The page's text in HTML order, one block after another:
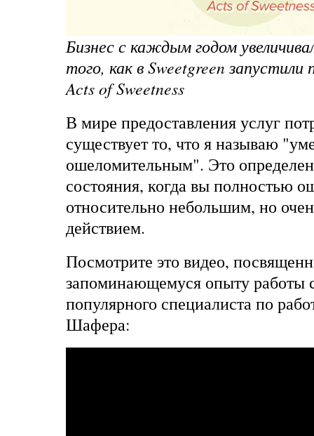
Бизнес с каждым годом
того, как в Sweetgreen запустили
Acts of Sweetness
В мире предоставления услуг
существует то, что я называю
ошеломительным". Это
состояния, когда вы полностью
относительно небольшим, но
действием.
Посмотрите это видео,
запоминающемуся опыту работы
популярного специалиста по
Шафера: